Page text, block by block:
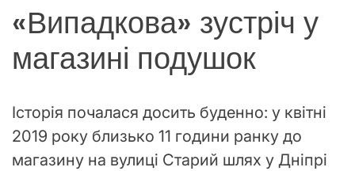
«Випадкова» зустріч у
магазині подушок
Історія почалася досить буденно: у квітні
2019 року близько 11 години ранку до
магазину на вулиці Старий шлях у Дніпрі